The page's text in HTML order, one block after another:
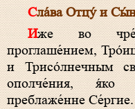
Сла́ва Отцу́ и
Иже во чре́ве ма́терни трикра́ты
проглаше́нием,
и Трисо́лнечным
ополче́ния, я́ко
преблаже́нне Се́ргие.